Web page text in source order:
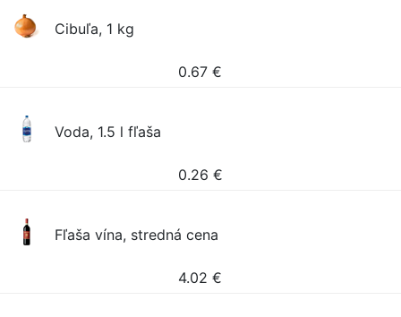
Cibuľa, 1 kg
0.67 €
Voda, 1.5 l fľaša
0.26 €
Fľaša vína, stredná cena
4.02 €